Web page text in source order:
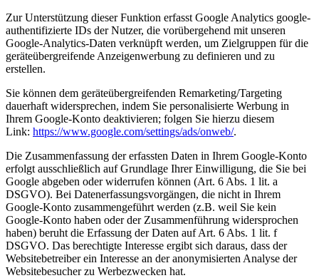
Zur Unterstützung dieser Funktion erfasst Google Analytics google-
authentifizierte IDs der Nutzer, die vorübergehend mit unseren
Google-Analytics-Daten verknüpft werden, um Zielgruppen für die
geräteübergreifende Anzeigenwerbung zu definieren und zu
erstellen.
Sie können dem geräteübergreifenden Remarketing/Targeting
dauerhaft widersprechen, indem Sie personalisierte Werbung in
Ihrem Google-Konto deaktivieren; folgen Sie hierzu diesem
Link: https://www.google.com/settings/ads/onweb/.
Die Zusammenfassung der erfassten Daten in Ihrem Google-Konto
erfolgt ausschließlich auf Grundlage Ihrer Einwilligung, die Sie bei
Google abgeben oder widerrufen können (Art. 6 Abs. 1 lit. a
DSGVO). Bei Datenerfassungsvorgängen, die nicht in Ihrem
Google-Konto zusammengeführt werden (z.B. weil Sie kein
Google-Konto haben oder der Zusammenführung widersprochen
haben) beruht die Erfassung der Daten auf Art. 6 Abs. 1 lit. f
DSGVO. Das berechtigte Interesse ergibt sich daraus, dass der
Websitebetreiber ein Interesse an der anonymisierten Analyse der
Websitebesucher zu Werbezwecken hat.